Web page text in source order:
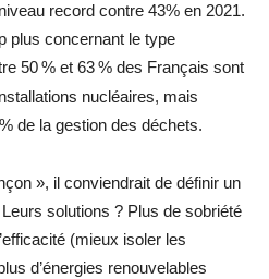
record contre 43% en 2021.
plus concernant le type
50% et 63% des Français sont
nucléaires, mais
% de la gestion des déchets.
», il conviendrait de définir un
solutions ? Plus de sobriété
(mieux isoler les
d’énergies renouvelables